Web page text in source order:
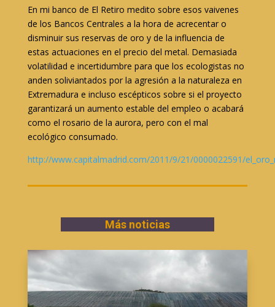
En mi banco de El Retiro medito sobre esos vaivenes
de los Bancos Centrales a la hora de acrecentar o
disminuir sus reservas de oro y de la influencia de
estas actuaciones en el precio del metal. Demasiada
volatilidad e incertidumbre para que los ecologistas no
anden soliviantados por la agresión a la naturaleza en
Extremadura e incluso escépticos sobre si el proyecto
garantizará un aumento estable del empleo o acabará
como el rosario de la aurora, pero con el mal
ecológico consumado.
http://www.capitalmadrid.com/2011/9/21/0000022591/
Más noticias